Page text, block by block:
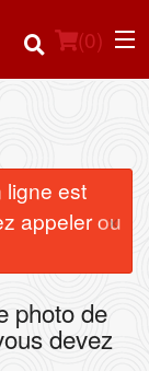
(0)
ligne est
appeler ou
×
photo de
devez